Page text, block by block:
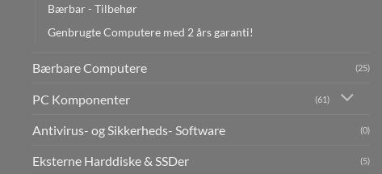
Bærbar - Tilbehør
Genbrugte Computere med 2 års garanti!
Bærbare Computere (25)
PC Komponenter (61)
Antivirus- og Sikkerheds- Software (0)
Eksterne Harddiske & SSDer (5)